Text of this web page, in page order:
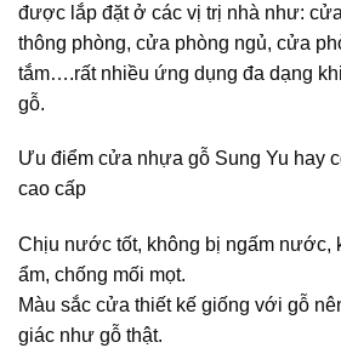
được lắp đặt ở các vị trị nhà như:
thông phòng, cửa phòng ngủ, cửa
tắm….rất nhiều ứng dụng đa dạng
gỗ.
Ưu điểm cửa nhựa gỗ Sung Yu hay
cao cấp
Chịu nước tốt, không bị ngấm nước,
ẩm, chống mối mọt.
Màu sắc cửa thiết kế giống với gỗ
giác như gỗ thật.